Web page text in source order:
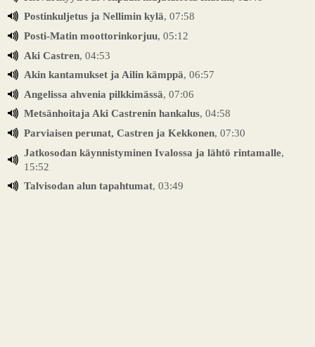
Postinkuljetus ja Nellimin kylä, 07:58
Posti-Matin moottorinkorjuu, 05:12
Aki Castren, 04:53
Akin kantamukset ja Ailin kämppä, 06:57
Angelissa ahvenia pilkkimässä, 07:06
Metsänhoitaja Aki Castrenin hankalus, 04:58
Parviaisen perunat, Castren ja Kekkonen, 07:30
Jatkosodan käynnistyminen Ivalossa ja lähtö rintamalle,
15:52
Talvisodan alun tapahtumat, 03:49